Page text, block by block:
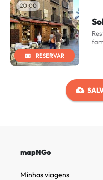
20:00
RESERVAR
mapNGo
Minhas viagens